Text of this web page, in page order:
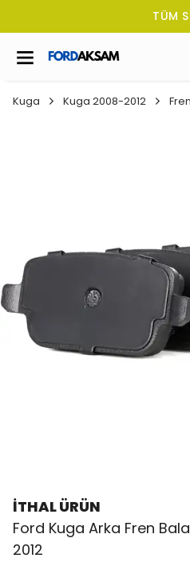
TÜM SİPARİŞLERDE
Kuga Kuga 2008-2012
İTHAL ÜRÜN
Ford Kuga Arka Fren
2012